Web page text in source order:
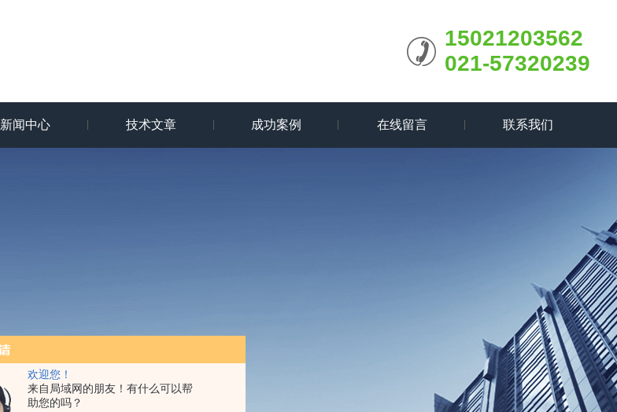
欢迎您！
来自局域网的朋友！有什么可以帮
助您的吗？
15021203562
021-57320239
新闻中心 技术文章 成功案例 在线留言 联系我们